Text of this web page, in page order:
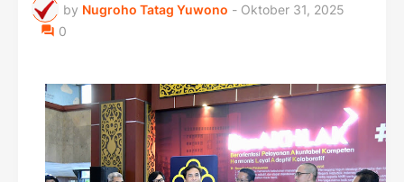
by Nugroho Tatag Yuwono - Oktober 31, 2025
0